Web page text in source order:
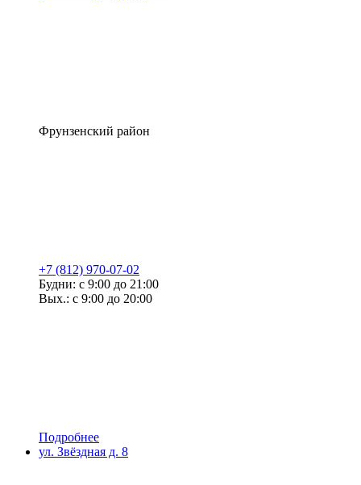
Фрунзенский район
+7 (812) 970-07-02
Будни: с 9:00 до 21:00
Вых.: с 9:00 до 20:00
Подробнее
ул. Звёздная д. 8